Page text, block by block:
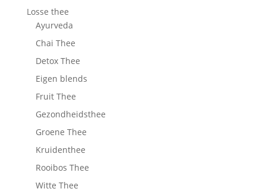
Losse thee
Ayurveda
Chai Thee
Detox Thee
Eigen blends
Fruit Thee
Gezondheidsthee
Groene Thee
Kruidenthee
Rooibos Thee
Witte Thee